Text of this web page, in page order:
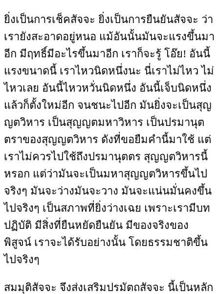
ยิ่งเป็นการเช็คสัจจะ ยิ่งเป็นการยืนยันสัจจะ ว่า
เรายังสะอาดอยู่หนอ แม้อันนั้นมันจะแรงขึ้นมา
อีก มีฤทธิ์มีอะไรขึ้นมาอีก เราก็จะรู้ โอ๊ย! อันนี้
แรงขนาดนี้ เราไหวนิดหนึ่งนะ นี่เราไม่ไหว ไม่
ไหวเลย อันนี้ไหวหวั่นนิดหนึ่ง อันนี้เจ็บนิดหนึ่ง
แล้วก็ตั้งใหม่อีก จนชนะไปอีก มันยิ่งจะเป็นสุญ
ญตวิหาร เป็นสุญญตมหาวิหาร เป็นปรมานุต
ตราของสุญญตวิหาร ดังที่ขอยืมคำนี้มาใช้ แต่
เราไม่ควรไปใช้ถึงปรมานุตตร สุญญตวิหารนี้
หรอก แต่ว่ามันจะเป็นมหาสุญญตวิหารขึ้นไป
จริงๆ มันจะว่างมันจะวาง มันจะแน่นมั่นคงขึ้น
ไปจริงๆ เป็นสภาพที่ยิ่งว่างเฉย เพราะเรามีบท
ปฏิบัติ มีสิ่งที่ยืนหยัดยืนยัน มีของจริงของ
พิสูจน์ เราจะได้รับอย่างนั้น โดยธรรมชาติขึ้น
ไปจริงๆ
สมมุติสัจจะ จึงส่งเสริมปรมัตถสัจจะ นี้เป็นหลัก